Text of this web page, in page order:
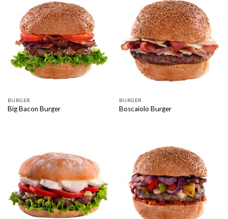
BURGER
Big Bacon Burger
BURGER
Boscaiolo Burger